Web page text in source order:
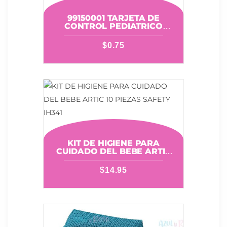
99150001 TARJETA DE
CONTROL PEDIATRICO
KOBYTIN
$0.75
KIT DE HIGIENE PARA
CUIDADO DEL BEBE ARTIC
10 PIEZAS SAFETY IH341
$14.95